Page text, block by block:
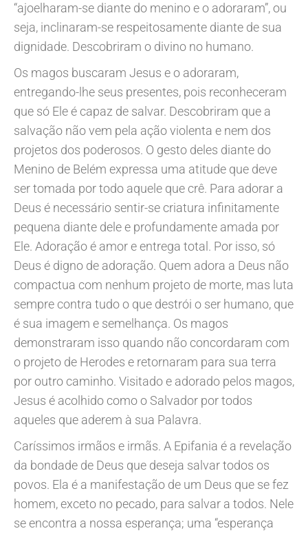
“ajoelharam-se diante do menino e o adoraram”, ou
seja, inclinaram-se respeitosamente diante de sua
dignidade. Descobriram o divino no humano.
Os magos buscaram Jesus e o adoraram,
entregando-lhe seus presentes, pois reconheceram
que só Ele é capaz de salvar. Descobriram que a
salvação não vem pela ação violenta e nem dos
projetos dos poderosos. O gesto deles diante do
Menino de Belém expressa uma atitude que deve
ser tomada por todo aquele que crê. Para adorar a
Deus é necessário sentir-se criatura infinitamente
pequena diante dele e profundamente amada por
Ele. Adoração é amor e entrega total. Por isso, só
Deus é digno de adoração. Quem adora a Deus não
compactua com nenhum projeto de morte, mas luta
sempre contra tudo o que destrói o ser humano, que
é sua imagem e semelhança. Os magos
demonstraram isso quando não concordaram com
o projeto de Herodes e retornaram para sua terra
por outro caminho. Visitado e adorado pelos magos,
Jesus é acolhido como o Salvador por todos
aqueles que aderem à sua Palavra.
Caríssimos irmãos e irmãs. A Epifania é a revelação
da bondade de Deus que deseja salvar todos os
povos. Ela é a manifestação de um Deus que se fez
homem, exceto no pecado, para salvar a todos. Nele
se encontra a nossa esperança; uma “esperança